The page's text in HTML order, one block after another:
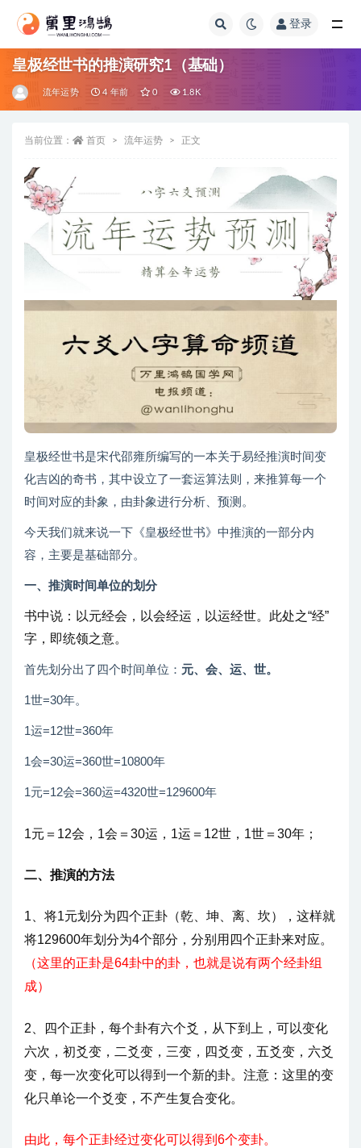
登录
皇极经世书的推演研究1（基础）
流年运势 4 年前 0 1.8K
当前位置： 首页 流年运势 正文
皇极经世书是宋代邵雍所编写的一本关于易经推演时间变
化吉凶的奇书，其中设立了一套运算法则，来推算每一个
时间对应的卦象，由卦象进行分析、预测。
今天我们就来说一下《皇极经世书》中推演的一部分内
容，主要是基础部分。
一、推演时间单位的划分
书中说：以元经会，以会经运，以运经世。此处之“经”
字，即统领之意。
首先划分出了四个时间单位： 元、会、运、世。
1世=30年。
1运=12世=360年
1会=30运=360世=10800年
1元=12会=360运=4320世=129600年
1元＝12会，1会＝30运，1运＝12世，1世＝30年；
二、推演的方法
1、将1元划分为四个正卦（乾、坤、离、坎），这样就
将129600年划分为4个部分，分别用四个正卦来对应。
（这里的正卦是64卦中的卦，也就是说有两个经卦组
成）
2、四个正卦，每个卦有六个爻，从下到上，可以变化
六次，初爻变，二爻变，三变，四爻变，五爻变，六爻
变，每一次变化可以得到一个新的卦。注意：这里的变
化只单论一个爻变，不产生复合变化。
由此，每个正卦经过变化可以得到6个变卦。